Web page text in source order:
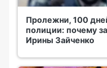
Пролежни, 100
полиции: почему
Ирины Зайченко